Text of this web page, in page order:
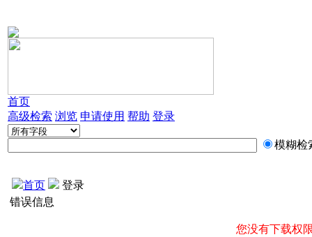
首页
高级检索 浏览 申请使用 帮助 登录
模糊检
首页
登录
错误信息
您没有下载权